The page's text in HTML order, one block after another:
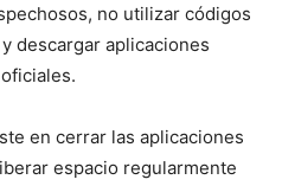
no utilizar códigos
descargar aplicaciones
en cerrar las aplicaciones
espacio regularmente